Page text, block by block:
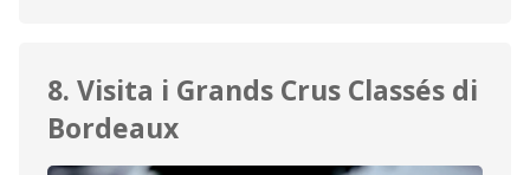
8. Visita i Grands Crus Classés di
Bordeaux